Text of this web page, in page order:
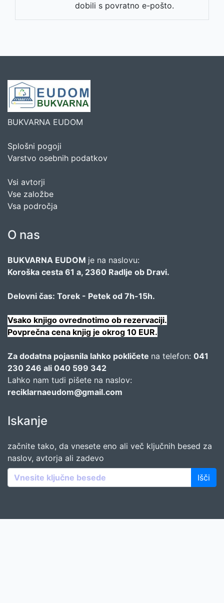
dobili s povratno e-pošto.
BUKVARNA EUDOM
Splošni pogoji
Varstvo osebnih podatkov
Vsi avtorji
Vse založbe
Vsa področja
O nas
BUKVARNA EUDOM je na naslovu:
Koroška cesta 61 a, 2360 Radlje ob Dravi.
Delovni čas: Torek - Petek od 7h-15h.
Vsako knjigo ovrednotimo ob rezervaciji.
Povprečna cena knjig je okrog 10 EUR.
Za dodatna pojasnila lahko pokličete na telefon: 041
230 246 ali 040 599 342
Lahko nam tudi pišete na naslov:
reciklarnaeudom@gmail.com
Iskanje
začnite tako, da vnesete eno ali več ključnih besed za
naslov, avtorja ali zadevo
Išči